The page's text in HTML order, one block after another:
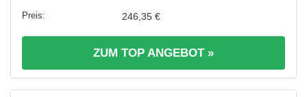
246,35 €
ZUM TOP ANGEBOT »